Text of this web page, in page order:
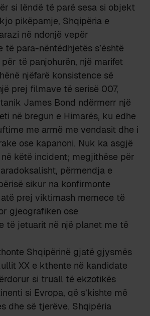
si lëndë të parë sesa si objekt
pikëpamje, Shqipëria e
në ndonjë vepër
të para-nëntëdhjetës s’është
të panjohurën, një marifet
njëfarë konsistence së
prej filmave të serisë 007,
James Bond ndërmerr një
në bregun e Himarës, ku edhe
me armë me vendasit dhe i
ose kapanoni. Nuk ka asgjë
këtë incident; megjithëse për
përmendja e
sikur na konfirmonte
prej viktimash memece të
gjeografiken ose
të jetuarit në një planet me të
Shqipërinë gjatë gjysmës
XX e kthente në kandidate
si truall të ekzotikës
si Evropa, që s’kishte më
dhe së tjerëve. Shqipëria